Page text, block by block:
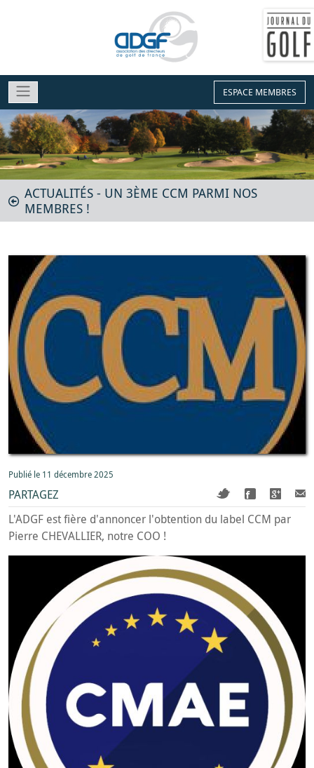
ESPACE MEMBRES
ACTUALITÉS - UN 3ÈME CCM PARMI NOS
MEMBRES !
Publié le 11 décembre 2025
PARTAGEZ
L'ADGF est fière d'annoncer l'obtention du label CCM par
Pierre CHEVALLIER, notre COO !